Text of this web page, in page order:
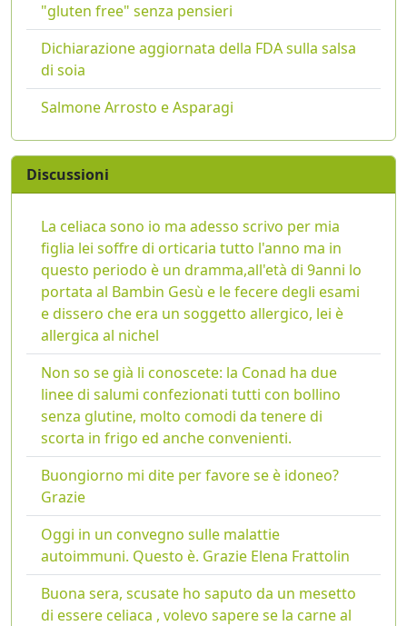
"gluten free" senza pensieri
Dichiarazione aggiornata della FDA sulla salsa
di soia
Salmone Arrosto e Asparagi
Discussioni
La celiaca sono io ma adesso scrivo per mia
figlia lei soffre di orticaria tutto l'anno ma in
questo periodo è un dramma,all'età di 9anni lo
portata al Bambin Gesù e le fecere degli esami
e dissero che era un soggetto allergico, lei è
allergica al nichel
Non so se già li conoscete: la Conad ha due
linee di salumi confezionati tutti con bollino
senza glutine, molto comodi da tenere di
scorta in frigo ed anche convenienti.
Buongiorno mi dite per favore se è idoneo?
Grazie
Oggi in un convegno sulle malattie
autoimmuni. Questo è. Grazie Elena Frattolin
Buona sera, scusate ho saputo da un mesetto
di essere celiaca , volevo sapere se la carne al